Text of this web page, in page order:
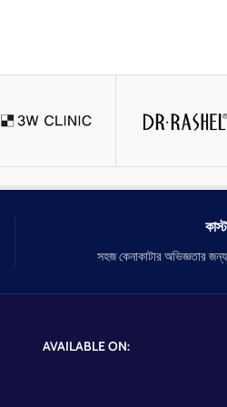
সহজ কেনাকাটার অভিজ্ঞতার
AVAILABLE ON: